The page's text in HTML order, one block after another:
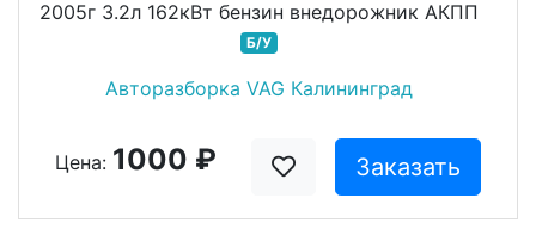
2005г 3.2л 162кВт бензин внедорожник АКПП
Б/У
Авторазборка VAG Калининград
Цена: 1000 ₽ Заказать